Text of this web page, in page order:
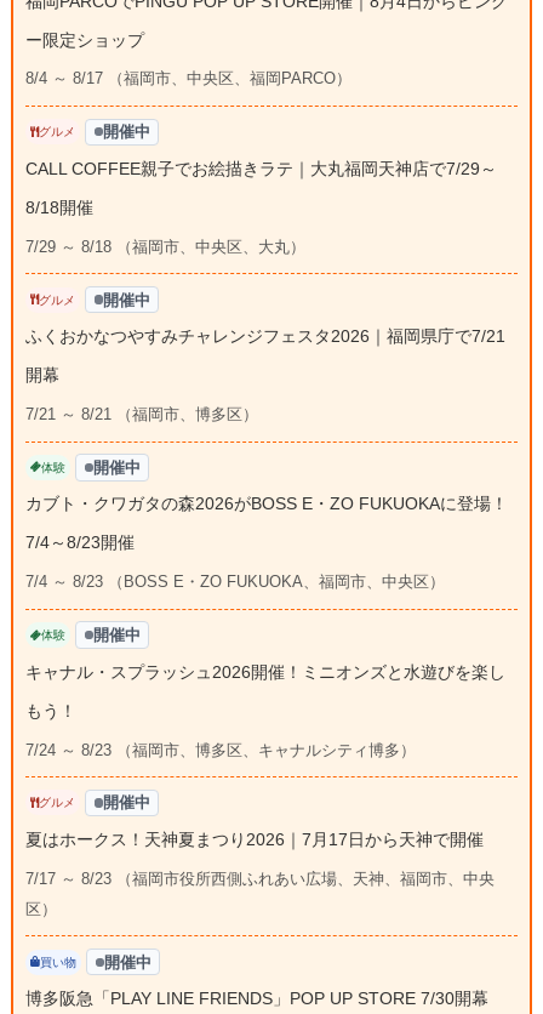
ー限定ショップ
8/4 ～ 8/17 （福岡市、中央区、福岡PARCO）
グルメ 開催中
CALL COFFEE親子でお絵描きラテ｜大丸福岡天神店で7/29～
8/18開催
7/29 ～ 8/18 （福岡市、中央区、大丸）
グルメ 開催中
ふくおかなつやすみチャレンジフェスタ2026｜福岡県庁で7/21
開幕
7/21 ～ 8/21 （福岡市、博多区）
体験 開催中
カブト・クワガタの森2026がBOSS E・ZO FUKUOKAに登場！
7/4～8/23開催
7/4 ～ 8/23 （BOSS E・ZO FUKUOKA、福岡市、中央区）
体験 開催中
キャナル・スプラッシュ2026開催！ミニオンズと水遊びを楽し
もう！
7/24 ～ 8/23 （福岡市、博多区、キャナルシティ博多）
グルメ 開催中
夏はホークス！天神夏まつり2026｜7月17日から天神で開催
7/17 ～ 8/23 （福岡市役所西側ふれあい広場、天神、福岡市、中央
区）
買い物 開催中
博多阪急「PLAY LINE FRIENDS」POP UP STORE 7/30開幕